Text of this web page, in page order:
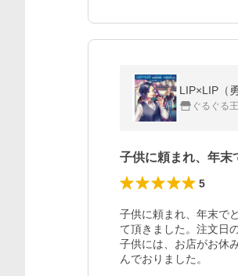
LIP×LIP（
ぐるぐる
子供に頼まれ、年
5
子供に頼まれ、年末で
て頂きました。注文日
子供には、お店がお休
んでおりました。